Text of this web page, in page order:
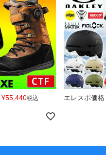
¥55,440税込 エレスポ価格